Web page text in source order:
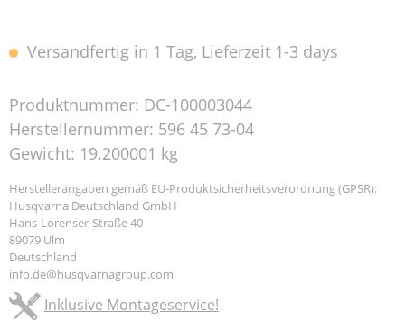
Versandfertig in 1 Tag, Lieferzeit 1-3 days
Produktnummer: DC-100003044
Herstellernummer: 596 45 73-04
Gewicht: 19.200001 kg
Herstellerangaben gemäß EU-Produktsicherheitsverordnung (GPSR):
Husqvarna Deutschland GmbH
Hans-Lorenser-Straße 40
89079 Ulm
Deutschland
info.de@husqvarnagroup.com
Inklusive Montageservice!